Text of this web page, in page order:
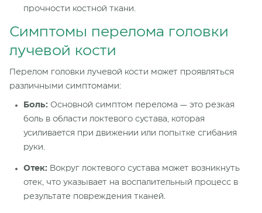
прочности костной ткани.
Симптомы перелома головки
лучевой кости
Перелом головки лучевой кости может проявляться
различными симптомами:
Боль: Основной симптом перелома — это резкая
боль в области локтевого сустава, которая
усиливается при движении или попытке сгибания
руки.
Отек: Вокруг локтевого сустава может возникнуть
отек, что указывает на воспалительный процесс в
результате повреждения тканей.